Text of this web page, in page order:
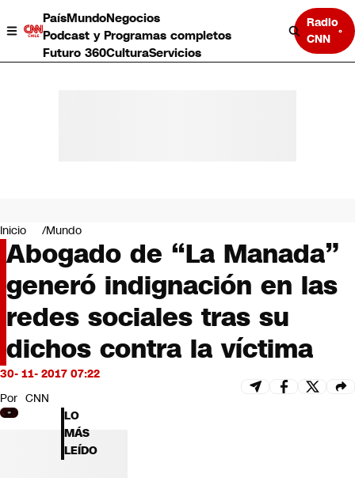
PaísMundoNegocios
Podcast y Programas completos
Futuro 360CulturaServicios
Radio
CNN
Negocios
Deportes
Programas completos
Cultura
Servicios
Bits
CNN tiempo
Futuro 360
Inicio Mundo
Abogado de “La Manada”
generó indignación en las
redes sociales tras su
dichos contra la víctima
30- 11- 2017 07:22
Por CNN
LO
MÁS
LEÍDO